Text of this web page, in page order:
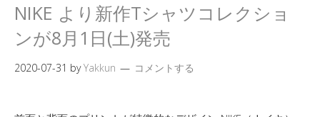
NIKE より新作Tシャツコレクショ
ンが8月1日(土)発売
2020-07-31 byYakkun コメントする